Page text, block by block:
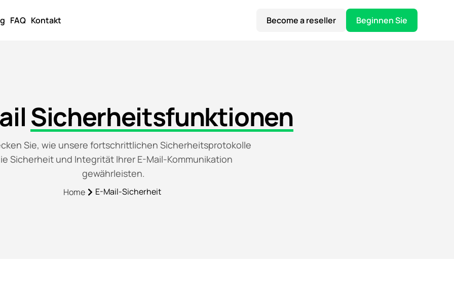
FAQ Kontakt Become a reseller Beginnen Sie
Sicherheitsfunktionen
Sie, wie unsere fortschrittlichen Sicherheitsprotokolle
Sicherheit und Integrität Ihrer E-Mail-Kommunikation
gewährleisten.
Home E-Mail-Sicherheit